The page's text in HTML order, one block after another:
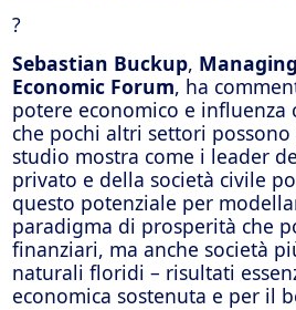
?
Sebastian Buckup,
Economic Forum, ha
potere economico e influenza
che pochi altri settori
studio mostra come i leader
privato e della società civile
questo potenziale per
paradigma di prosperità che
finanziari, ma anche società
naturali floridi – risultati
economica sostenuta e per il